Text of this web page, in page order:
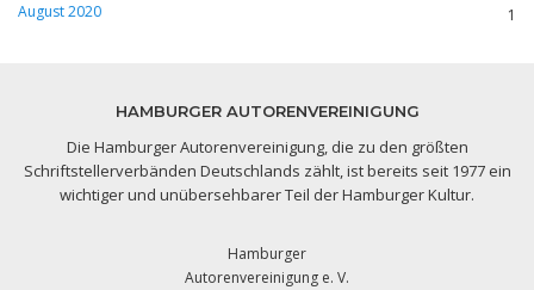
August 2020
1
HAMBURGER AUTORENVEREINIGUNG
Die Hamburger Autorenvereinigung, die zu den größten
Schriftstellerverbänden Deutschlands zählt, ist bereits seit 1977 ein
wichtiger und unübersehbarer Teil der Hamburger Kultur.
Hamburger
Autorenvereinigung e. V.